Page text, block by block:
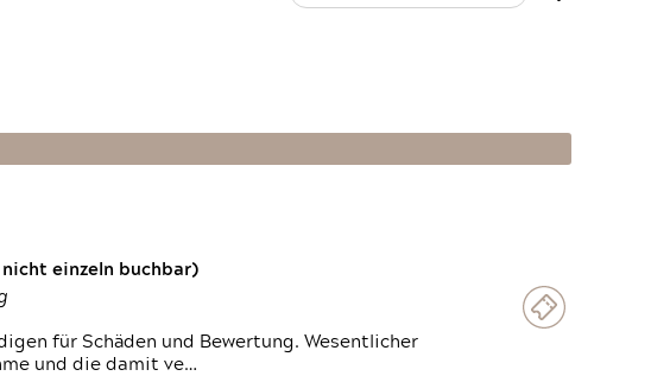
einzeln buchbar)
für Schäden und Bewertung. Wesentlicher
und die damit ve…